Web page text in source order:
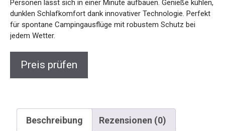
kühlen, dunklen Schlafkomfort dank innovativer
Technologie. Perfekt für spontane Campingausflüge mit
robustem Schutz bei jedem Wetter.
Beschreibung Rezensionen (0)